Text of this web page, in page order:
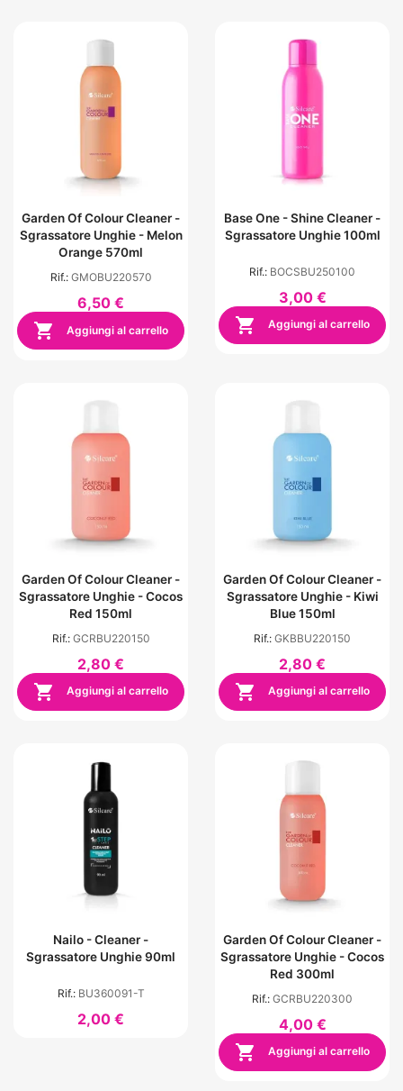
Garden Of Colour Cleaner -
Sgrassatore Unghie - Melon
Orange 570ml
Rif.: GMOBU220570
6,50 €
 Aggiungi al carrello
Base One - Shine Cleaner -
Sgrassatore Unghie 100ml
Rif.: BOCSBU250100
3,00 €
 Aggiungi al carrello
Garden Of Colour Cleaner -
Sgrassatore Unghie - Cocos
Red 150ml
Rif.: GCRBU220150
2,80 €
 Aggiungi al carrello
Garden Of Colour Cleaner -
Sgrassatore Unghie - Kiwi
Blue 150ml
Rif.: GKBBU220150
2,80 €
 Aggiungi al carrello
Nailo - Cleaner -
Sgrassatore Unghie 90ml
Rif.: BU360091-T
2,00 €
Garden Of Colour Cleaner -
Sgrassatore Unghie - Cocos
Red 300ml
Rif.: GCRBU220300
4,00 €
 Aggiungi al carrello